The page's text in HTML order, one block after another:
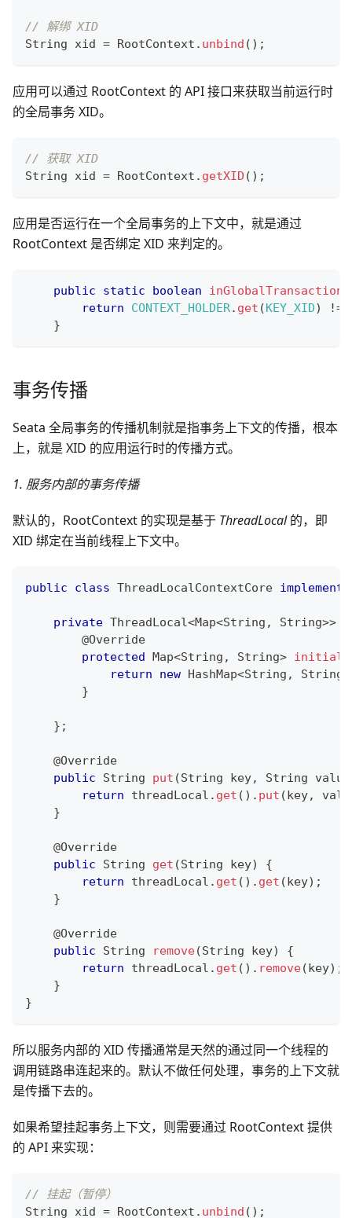
// 解绑 XID
String xid = RootContext . unbind ( ) ;
应用可以通过 RootContext 的 API 接口来获取当前运行时
的全局事务 XID。
// 获取 XID
String xid = RootContext . getXID ( ) ;
应用是否运行在一个全局事务的上下文中，就是通过
RootContext 是否绑定 XID 来判定的。
public static boolean inGlobalTransaction
return
CONTEXT_HOLDER. get (KEY_XID) !=
}
事务传播
Seata 全局事务的传播机制就是指事务上下文的传播，根本
上，就是 XID 的应用运行时的传播方式。
1. 服务内部的事务传播
默认的，RootContext 的实现是基于 ThreadLocal的，即
XID 绑定在当前线程上下文中。
public class ThreadLocalContextCore implements
private ThreadLocal<Map<String , String>>
@Override
protected Map<String , String>
return
new HashMap<String , String
}
} ;
@Override
public
String put (String key, String value
return threadLocal . get ( ) . put (key,
}
@Override
public
String get (String key)
{
return threadLocal . get ( ) . get (key) ;
}
@Override
public
String remove(String key)
{
return threadLocal . get ( ) . remove(key) ;
}
}
所以服务内部的 XID 传播通常是天然的通过同一个线程的
调用链路串连起来的。默认不做任何处理，事务的上下文就
是传播下去的。
如果希望挂起事务上下文，则需要通过 RootContext 提供
的 API 来实现：
// 挂起（暂停）
String xid = RootContext . unbind ( ) ;